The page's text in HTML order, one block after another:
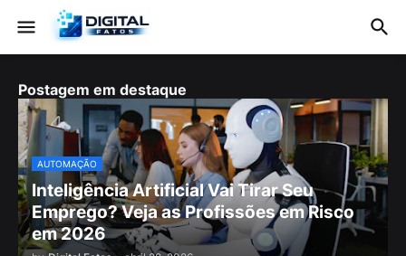
Postagem em destaque
AUTOMAÇÃO
Inteligência Artificial Vai Tirar Seu
Emprego? Veja as Profissões em Risco
em 2026